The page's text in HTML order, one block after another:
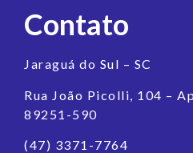
Contato
Jaraguá do Sul – SC
Rua João Picolli, 104 –
89251-590
(47) 3371-7764